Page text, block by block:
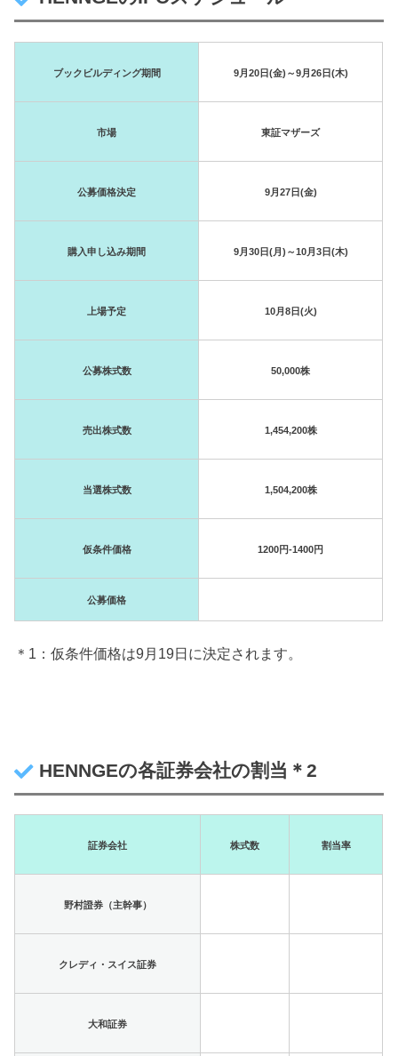
ブックビルディング期間 9月20日(金)～9月26日(木)
市場 東証マザーズ
公募価格決定 9月27日(金)
購入申し込み期間 9月30日(月)～10月3日(木)
上場予定 10月8日(火)
公募株式数 50,000株
売出株式数 1,454,200株
当選株式数 1,504,200株
仮条件価格 1200円-1400円
公募価格
＊1：仮条件価格は9月19日に決定されます。
HENNGEの各証券会社の割当＊2
証券会社 株式数 割当率
野村證券（主幹事）
クレディ・スイス証券
大和証券